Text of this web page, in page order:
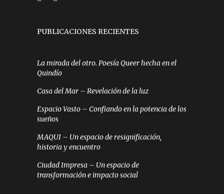
PUBLICACIONES RECIENTES
La mirada del otro. Poesía Queer hecha en el
Quindío
Casa del Mar – Revelación de la luz
Espacio Vasto – Confiando en la potencia de los
sueños
MAQUI – Un espacio de resignificación,
historia y encuentro
Ciudad Impresa – Un espacio de
transformación e impacto social